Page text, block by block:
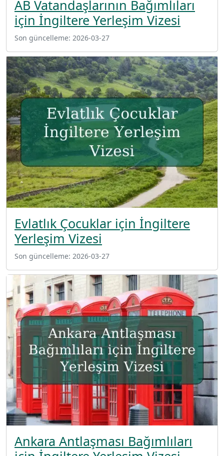
AB Vatandaşlarının Bağımlıları
için İngiltere Yerleşim Vizesi
Son güncelleme: 2026-03-27
Evlatlık Çocuklar için İngiltere
Yerleşim Vizesi
Son güncelleme: 2026-03-27
Ankara Antlaşması Bağımlıları